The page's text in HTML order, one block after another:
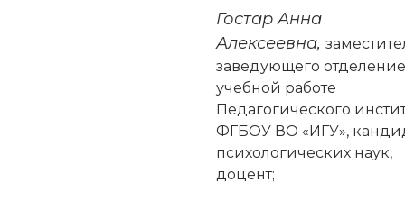
Гостар Анна
Алексеевна,
заведующего
учебной работе
Педагогического
ФГБОУ ВО «ИГУ»,
психологических наук,
доцент;